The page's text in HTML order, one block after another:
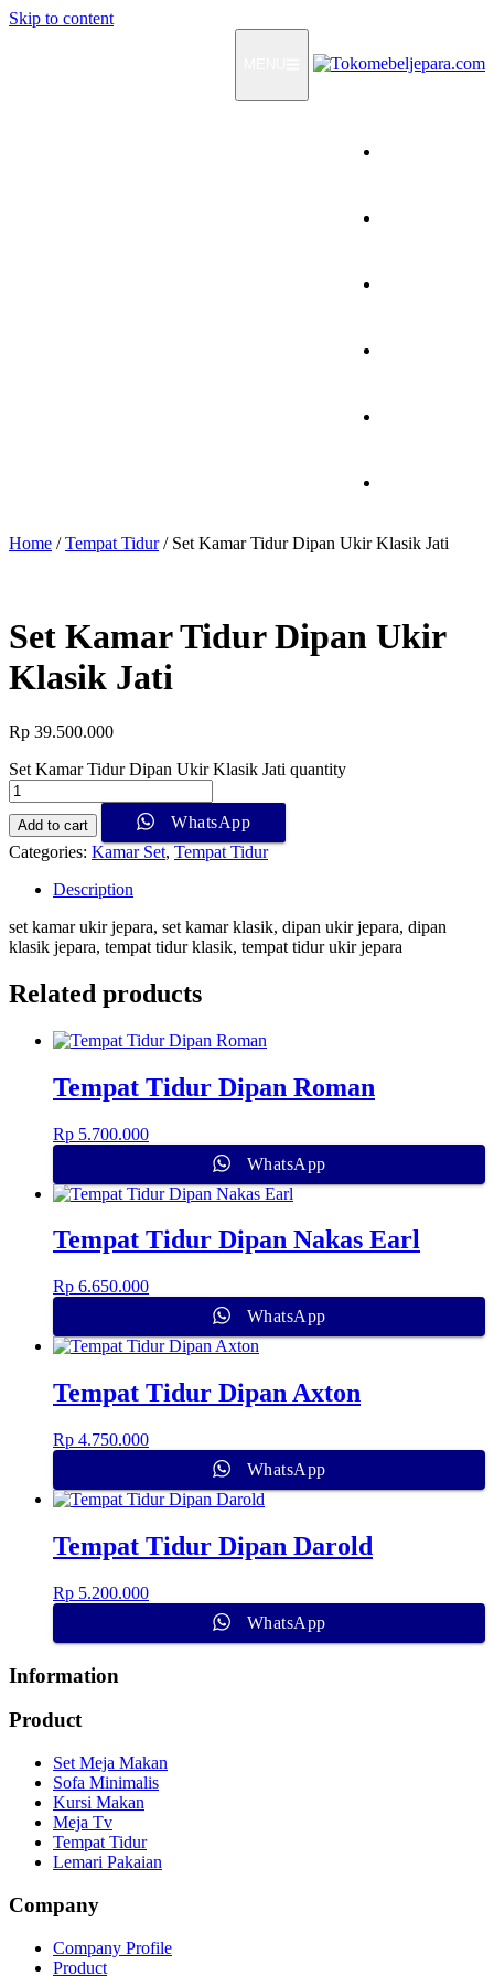
Skip to content
Home /Tempat Tidur/ Set Kamar Tidur Dipan Ukir Klasik Jati
Set Kamar Tidur Dipan Ukir
Klasik Jati
Rp 39.500.000
Set Kamar Tidur Dipan Ukir Klasik Jati quantity
Add to cart
WhatsApp
Categories: Kamar Set, Tempat Tidur
Description
set kamar ukir jepara, set kamar klasik, dipan ukir jepara, dipan
klasik jepara, tempat tidur klasik, tempat tidur ukir jepara
Related products
Tempat Tidur Dipan Roman
Rp 5.700.000
WhatsApp
Tempat Tidur Dipan Nakas Earl
Rp 6.650.000
WhatsApp
Tempat Tidur Dipan Axton
Rp 4.750.000
WhatsApp
Tempat Tidur Dipan Darold
Rp 5.200.000
WhatsApp
Information
Product
Set Meja Makan
Sofa Minimalis
Kursi Makan
Meja Tv
Tempat Tidur
Lemari Pakaian
Company
Company Profile
Product